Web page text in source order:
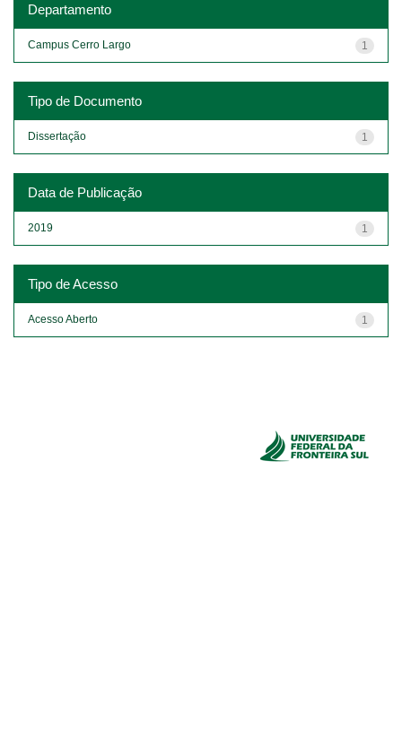
Departamento
1
Campus Cerro Largo
Tipo de Documento
1
Dissertação
Data de Publicação
1
2019
Tipo de Acesso
1
Acesso Aberto